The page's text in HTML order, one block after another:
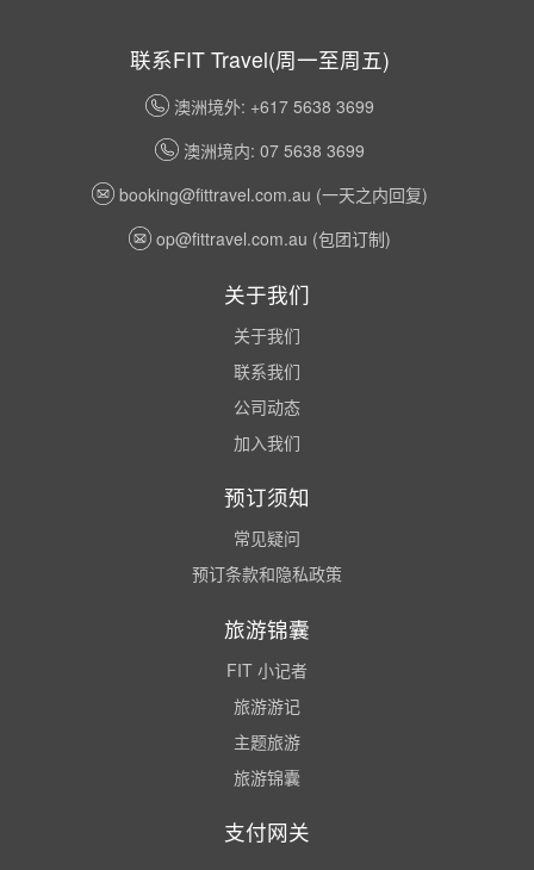
联系FIT Travel(周一至周五)
澳洲境外: +617 5638 3699
澳洲境内: 07 5638 3699
booking@fittravel.com.au (一天之内回复)
op@fittravel.com.au (包团订制)
关于我们
关于我们
联系我们
公司动态
加入我们
预订须知
常见疑问
预订条款和隐私政策
旅游锦囊
FIT 小记者
旅游游记
主题旅游
旅游锦囊
支付网关